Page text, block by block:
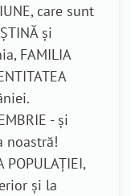
care sunt
și
FAMILIA
- și
noastră!
POPULAȚIEI,
și la